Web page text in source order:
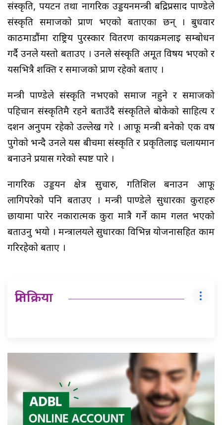
संस्कृति, पर्यटन तथा नागरिक उड्डयनमन्त्री बद्रिप्रसाद पाण्डेले
संस्कृति समाजको प्राण भएको बताएका छन् । बुधवार
काठमाडौंमा राष्ट्रिय पुरस्कार वितरण कार्यक्रमलाई सम्बोधन
गर्दै उनले यस्तो बताउए । उनले संस्कृति अमूर्त विषय भएको र
यसभित्रै शक्ति र समाजको प्राण रहेको बताए ।
मन्त्री पाण्डेले संस्कृति नभएको समाज नहुने र समाजको
पहिचान संस्कृतिमै रहने बताउँदै संस्कृतिले बोकेको साहित्य र
दर्शन अनुपम रहेको उल्लेख गरे । आफू मन्त्री बनेको एक वर्ष
पुगेको भन्दै उनले यस बीचमा संस्कृति र प्रकृतिलाई चलायमान
बनाउने प्रयास गरेको स्पष्ट पारे ।
नागरिक उड्डयन क्षेत्र सुचारु, गतिशिल बनाउन आफू
लागिपरेको पनि बताउए । मन्त्री पाण्डेले सुधारका कुराहरु
छायामा पारेर नकारात्मक कुरा मात्रै गर्ने काम गलत भएको
बताउनु भयो । मन्त्रालयले सुधारका विभिन्न योजनासहित काम
गरिरहेको बताए ।
प्रतिक्रिया